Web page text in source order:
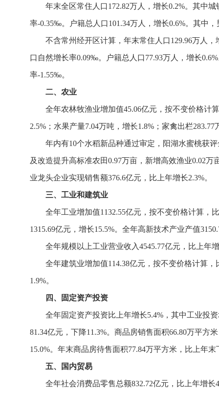
年末全区常住人口172.82万人，增长0.2%。其中
率-0.35‰。户籍总人口101.34万人，增长0.6%。其中
不含常州经开区计算，年末常住人口129.96万人
口自然增长率0.09‰。户籍总人口77.93万人，增长
率-1.55‰。
二、农业
全年农林牧渔业增加值45.06亿元，按不变价格计
2.5%；水果产量7.04万吨，增长1.8%；家禽出栏
年内有10个水稻新品种通过审定，阳湖水蜜桃获
及改造提升高标准农田0.97万亩，新增高效渔业0.02
业龙头企业实现销售额376.6亿元，比上年增长2.3%。
三、工业和建筑业
全年工业增加值1132.55亿元，按不变价格计算，
1315.69亿元，增长15.5%。全年高新技术产业产值
全年规模以上工业营业收入4545.77亿元，比上年
全年建筑业增加值114.38亿元，按不变价格计算
1.9%。
四、固定资产投资
全年固定资产投资比上年增长5.4%，其中工业投
81.34亿元，下降11.3%。商品房销售面积66.80万平方
15.0%。年末商品房待售面积77.84万平方米，比上年末
五、国内贸易
全年社会消费品零售总额832.72亿元，比上年增